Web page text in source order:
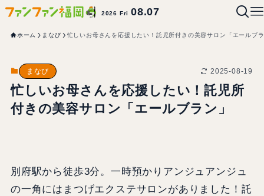
2026 Fri08.07
ホーム まなび 忙しいお母さんを応援したい！託児所付きの美容サロン「エールブ
まなび 2025-08-19
忙しいお母さんを応援したい！託児所
付きの美容サロン「エールブラン」
別府駅から徒歩3分。一時預かりアンジュアンジュ
の一角にはまつげエクステサロンがありました！託